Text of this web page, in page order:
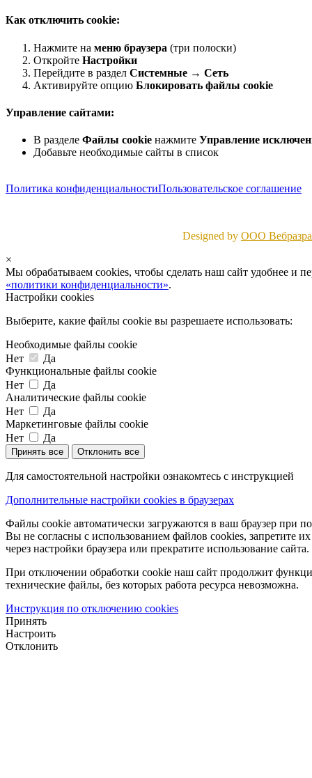
Как отключить cookie:
Нажмите на меню браузера (три полоски)
Откройте Настройки
Перейдите в раздел Системные → Сеть
Активируйте опцию Блокировать файлы cookie
Управление сайтами:
В разделе Файлы cookie нажмите Управление
Добавьте необходимые сайты в список
Политика конфиденциальностиПользовательское соглашение
Designed by ООО
×
Мы обрабатываем cookies, чтобы сделать наш сайт удобнее и
«политики конфиденциальности».
Настройки cookies
Выберите, какие файлы cookie вы разрешаете использовать:
Необходимые файлы cookie
Нет
Да
Функциональные файлы cookie
Нет
Да
Аналитические файлы cookie
Нет
Да
Маркетинговые файлы cookie
Нет
Да
Принять все Отклонить все
Для самостоятельной настройки ознакомтесь с инструкцией
Дополнительные настройки cookies в браузерах
Файлы cookie автоматически загружаются в ваш браузер при
Вы не согласны с использованием файлов cookies, запретите
через настройки браузера или прекратите использование сайта.
При отключении обработки cookie наш сайт продолжит
технические файлы, без которых работа ресурса невозможна.
Инструкция по отключению cookies
Принять
Настроить
Отклонить